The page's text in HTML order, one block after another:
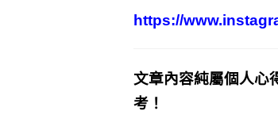
https://
文章內容純屬個人心
考！